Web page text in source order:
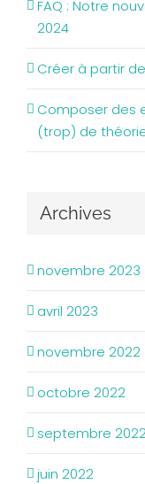
FAQ : Notre
2024
Créer à partir
Composer des
(trop) de
Archives
novembre 2023
avril 2023
novembre 2022
octobre 2022
septembre
juin 2022